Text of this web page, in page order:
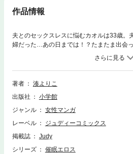
作品情報
夫とのセックスレスに悩むカオルは33歳。
婦だった…あの日までは！？たまたま出会
によって、催眠トランス状態…頭の中だけ
して田所の目的は！？カオルを待ち受ける
世界に堕ちていく…。
著者
湊よりこ
出版社
小学館
ジャンル
女性マンガ
レーベル
ジュディーコミックス
掲載誌
Judy
シリーズ
催眠エロス